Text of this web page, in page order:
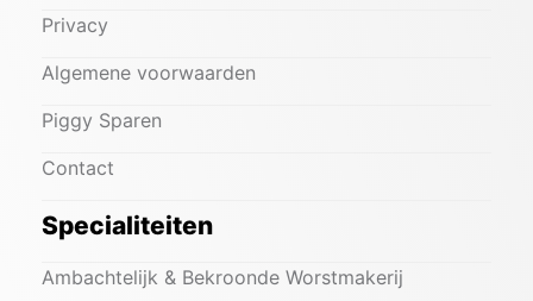
Privacy
Algemene voorwaarden
Piggy Sparen
Contact
Specialiteiten
Ambachtelijk & Bekroonde Worstmakerij